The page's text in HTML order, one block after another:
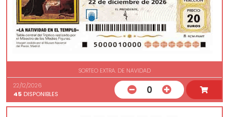
SORTEO EXTRA. DE NAVIDAD
22/12/2026
45 DISPONIBLES 0